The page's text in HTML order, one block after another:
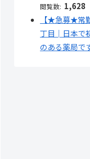
閲覧数: 1,628
【★急募★常
丁目│日本で
のある薬局で